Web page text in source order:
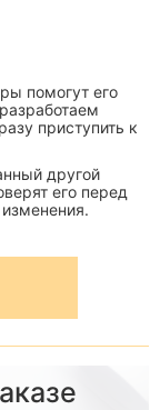
помогут его
приступить к
другой
его перед